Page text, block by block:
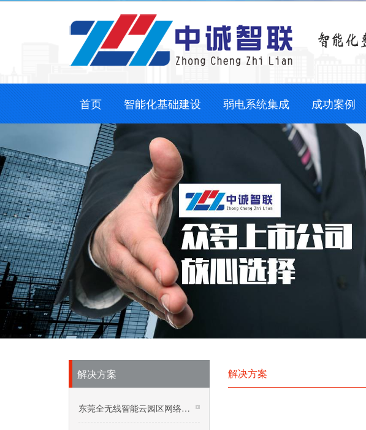
首页 智能化基础建设 弱电系统集成 成功案例
解决方案
解决方案
东莞全无线智能云园区网络解决方案